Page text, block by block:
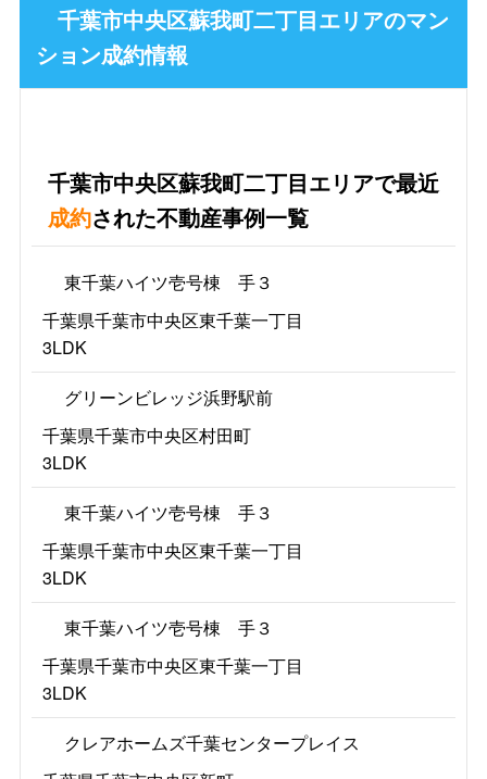
千葉市中央区蘇我町二丁目エリアのマン
ション成約情報
千葉市中央区蘇我町二丁目エリアで最近
成約された不動産事例一覧
東千葉ハイツ壱号棟 手３
千葉県千葉市中央区東千葉一丁目
3LDK
グリーンビレッジ浜野駅前
千葉県千葉市中央区村田町
3LDK
東千葉ハイツ壱号棟 手３
千葉県千葉市中央区東千葉一丁目
3LDK
東千葉ハイツ壱号棟 手３
千葉県千葉市中央区東千葉一丁目
3LDK
クレアホームズ千葉センタープレイス